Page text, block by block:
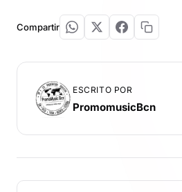
Compartir
ESCRITO POR
PromomusicBcn